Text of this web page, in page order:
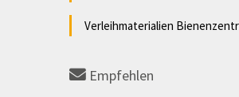
Verleihmaterialien
Empfehlen